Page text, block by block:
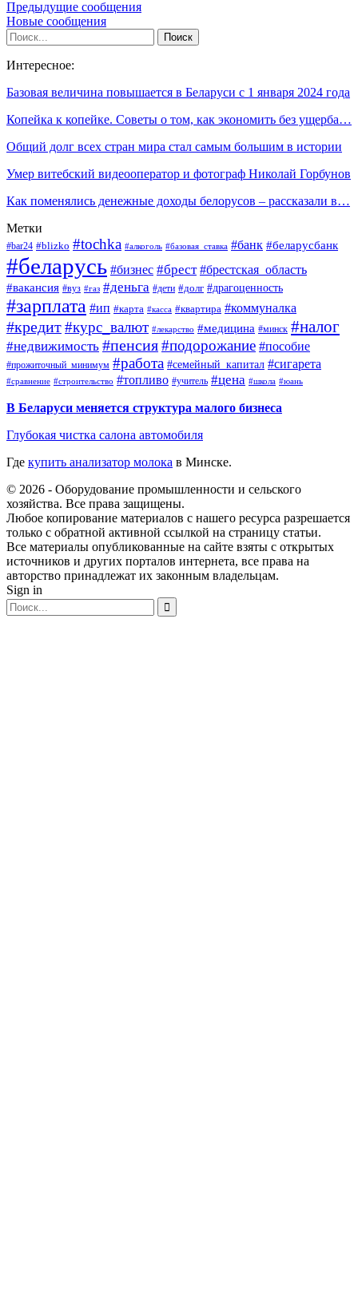
Предыдущие сообщения
Новые сообщения
Интересное:
Базовая величина повышается в Беларуси с 1 января 2024 года
Копейка к копейке. Советы о том, как экономить без ущерба…
Общий долг всех стран мира стал самым большим в истории
Умер витебский видеооператор и фотограф Николай Горбунов
Как поменялись денежные доходы белорусов – рассказали в…
Метки
#bar24 #blizko #tochka #алкоголь #базовая_ставка #банк #беларусбанк
#беларусь #бизнес #брест #брестская_область
#вакансия #вуз #газ #деньга #дети #долг #драгоценность
#зарплата #ип #карта #касса #квартира #коммуналка
#кредит#курс_валют #лекарство #медицина #минск #налог
#недвижимость #пенсия#подорожание #пособие
#прожиточный_минимум #работа #семейный_капитал #сигарета
#сравнение #строительство #топливо #учитель #цена #школа #юань
В Беларуси меняется структура малого бизнеса
Глубокая чистка салона автомобиля
Где купить анализатор молока в Минске.
© 2026 - Оборудование промышленности и сельского
хозяйства. Все права защищены.
Любое копирование материалов с нашего ресурса разрешается
только с обратной активной ссылкой на страницу статьи.
Все материалы опубликованные на сайте взяты с открытых
источников и других порталов интернета, все права на
авторство принадлежат их законным владельцам.
Sign in